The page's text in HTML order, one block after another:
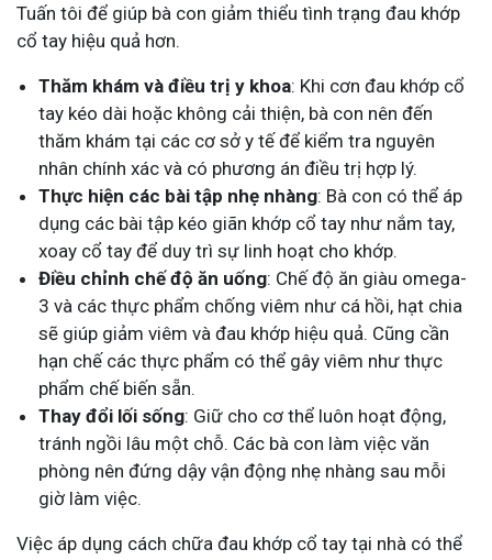
Tuấn tôi để giúp bà con giảm thiểu tình trạng đau khớp
cổ tay hiệu quả hơn.
Thăm khám và điều trị y khoa: Khi cơn đau khớp cổ
tay kéo dài hoặc không cải thiện, bà con nên đến
thăm khám tại các cơ sở y tế để kiểm tra nguyên
nhân chính xác và có phương án điều trị hợp lý.
Thực hiện các bài tập nhẹ nhàng: Bà con có thể áp
dụng các bài tập kéo giãn khớp cổ tay như nắm tay,
xoay cổ tay để duy trì sự linh hoạt cho khớp.
Điều chỉnh chế độ ăn uống: Chế độ ăn giàu omega-
3 và các thực phẩm chống viêm như cá hồi, hạt chia
sẽ giúp giảm viêm và đau khớp hiệu quả. Cũng cần
hạn chế các thực phẩm có thể gây viêm như thực
phẩm chế biến sẵn.
Thay đổi lối sống: Giữ cho cơ thể luôn hoạt động,
tránh ngồi lâu một chỗ. Các bà con làm việc văn
phòng nên đứng dậy vận động nhẹ nhàng sau mỗi
giờ làm việc.
Việc áp dụng cách chữa đau khớp cổ tay tại nhà có thể